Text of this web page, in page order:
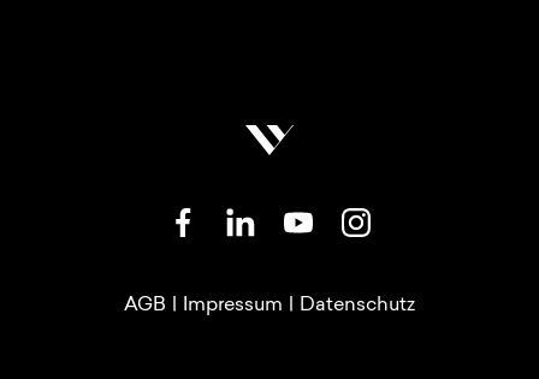
SOZIALE NETZWERKE
RECHTLICHE LINKS
AGB | Impressum | Datenschutz